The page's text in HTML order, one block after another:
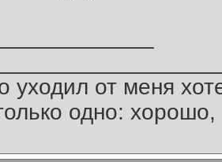
уходил от меня
одно: